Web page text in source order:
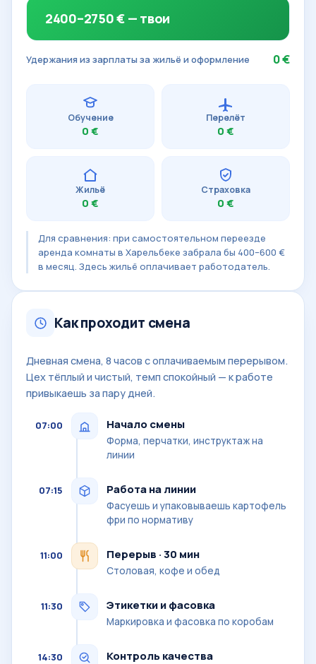
2400–2750 € — твои
Удержания из зарплаты за жильё и оформление 0 €
Обучение
0 €
Перелёт
0 €
Жильё
0 €
Страховка
0 €
Для сравнения: при самостоятельном переезде
аренда комнаты в Харельбеке забрала бы 400–600 €
в месяц. Здесь жильё оплачивает работодатель.
Как проходит смена
Дневная смена, 8 часов с оплачиваемым перерывом.
Цех тёплый и чистый, темп спокойный — к работе
привыкаешь за пару дней.
07:00 Начало смены
Форма, перчатки, инструктаж на
линии
07:15 Работа на линии
Фасуешь и упаковываешь картофель
фри по нормативу
11:00 Перерыв · 30 мин
Столовая, кофе и обед
11:30 Этикетки и фасовка
Маркировка и фасовка по коробам
14:30 Контроль качества